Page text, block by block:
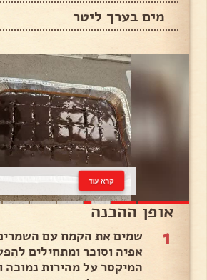
מים בערך ליטר
קרא עוד
אופן ההכנה
1
שמים את הקמח עם
אפיה וסוכר ומתחילים
המיקסר על מהירות